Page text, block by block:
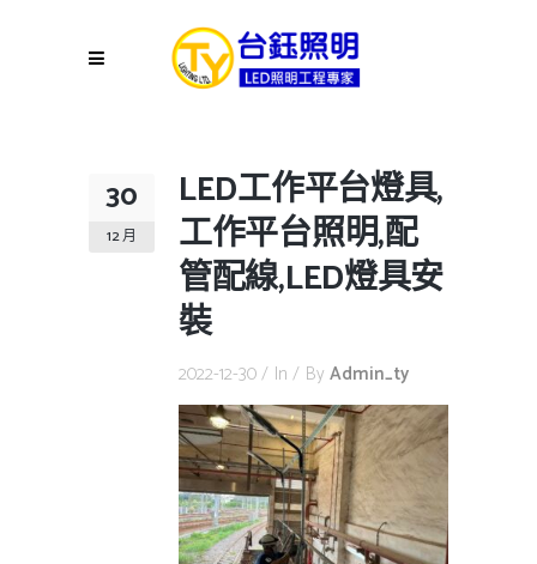
30
12 月
LED工作平台燈具,
工作平台照明,配
管配線,LED燈具安
裝
2022-12-30 In By Admin_ty